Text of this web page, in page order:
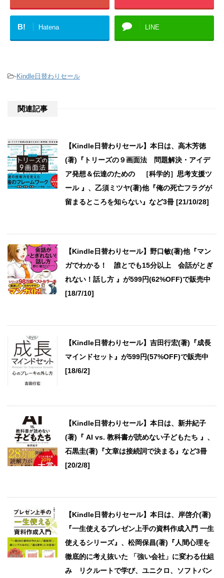
B! Hatena LINE
-Kindle日替わりセール
関連記事
【Kindle日替わりセール】本日は、高木芳徳
(著)『トリーズの９画面法 問題解決・アイデ
ア発想＆伝達のための ［科学的］思考支援ツ
ール 』、乙須ミツヤ(著)他『俺の死亡フラグが
留まるところを知らない』など3冊 [21/10/28]
【Kindle日替わりセール】野口敏(著)他『マン
ガでわかる！ 誰とでも15分以上 会話がとぎ
れない！話し方 』が599円(62%OFF)で販売中
[18/7/10]
【Kindle日替わりセール】吉田行宏(著)『成長
マインドセット』が599円(57%OFF)で販売中
[18/6/2]
【Kindle日替わりセール】本日は、新井紀子
(著)『 AI vs. 教科書が読めない子どもたち 』、
石黒圭(著)『文章は接続詞で決まる』など3冊
[20/2/8]
【Kindle日替わりセール】本日は、岸啓介(著)
『一生使えるプレゼン上手の資料作成入門 一生
使えるシリーズ』、松岡保昌(著)『人間心理を
徹底的に考え抜いた 「強い会社」に変わる仕組
み リクルートで学び、ユニクロ、ソフトバン